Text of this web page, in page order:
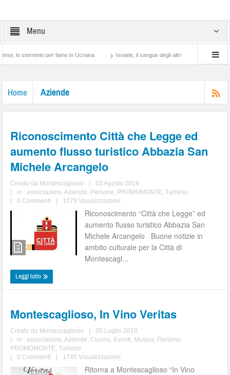
Menu
per fame in Ucraina Israele, il sangue degli altri Lotta di classe…
Home Aziende
Riconoscimento Città che Legge ed
aumento flusso turistico Abbazia San
Michele Arcangelo
Creato da Montescaglioso
03 Agosto 2018
in :associazioni,Aziende, Persone, PROMOMONTE,Turismo
0 Commenti 1079 Visualizzazioni
Riconoscimento “Città che Legge” ed
aumento flusso turistico Abbazia San
Michele Arcangelo Buone notizie in
ambito culturale per la Città di
Montescagl...
Leggi tutto
Montescaglioso, In Vino Veritas
Creato da Montescaglioso
20 Luglio 2018
in :associazioni,Aziende, Cucina, Eventi, Musica, Persone,
PROMOMONTE,Turismo
0 Commenti 1745 Visualizzazioni
Ritorna a Montescaglioso “In Vino